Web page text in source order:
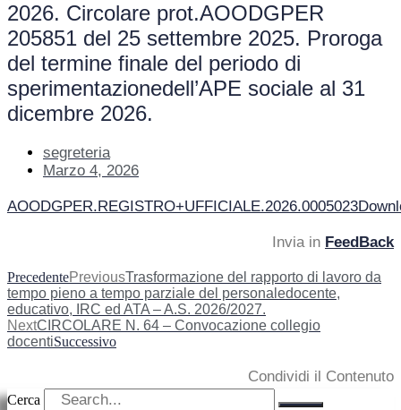
2026. Circolare prot.AOODGPER
205851 del 25 settembre 2025. Proroga
del termine finale del periodo di
sperimentazionedell’APE sociale al 31
dicembre 2026.
segreteria
Marzo 4, 2026
AOODGPER.REGISTRO+UFFICIALE.2026.0005023
Invia in FeedBack
PrecedentePreviousTrasformazione del rapporto di lavoro da
tempo pieno a tempo parziale del personaledocente,
educativo, IRC ed ATA – A.S. 2026/2027.
NextCIRCOLARE N. 64 – Convocazione collegio
docentiSuccessivo
Condividi il Contenuto
Cerca